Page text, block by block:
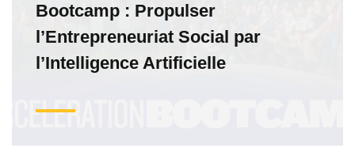
Bootcamp : Propulser
l’Entrepreneuriat Social par
l’Intelligence Artificielle